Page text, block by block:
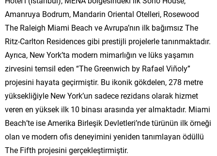
Amanruya Bodrum, Mandarin Oriental Otelleri, Rosewood
The Raleigh Miami Beach ve Avrupa’nın ilk bağımsız The
Ritz-Carlton Residences gibi prestijli projelerle tanınmaktadır.
Ayrıca, New York’ta modern mimarlığın ve lüks yaşamın
zirvesini temsil eden “The Greenwich by Rafael Viñoly”
projesini hayata geçirmiştir. Bu ikonik gökdelen, 278 metre
yüksekliğiyle New York’un sadece rezidans olarak hizmet
veren en yüksek ilk 10 binası arasında yer almaktadır. Miami
Beach’te ise Amerika Birleşik Devletleri’nde türünün ilk örneği
olan ve modern ofis deneyimini yeniden tanımlayan ödüllü
The Fifth projesini gerçekleştirmiştir.